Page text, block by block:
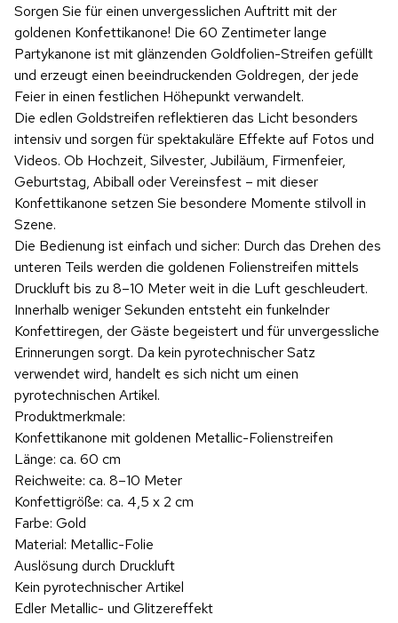
Sorgen Sie für einen unvergesslichen Auftritt mit der
goldenen Konfettikanone! Die 60 Zentimeter lange
Partykanone ist mit glänzenden Goldfolien-Streifen gefüllt
und erzeugt einen beeindruckenden Goldregen, der jede
Feier in einen festlichen Höhepunkt verwandelt.
Die edlen Goldstreifen reflektieren das Licht besonders
intensiv und sorgen für spektakuläre Effekte auf Fotos und
Videos. Ob Hochzeit, Silvester, Jubiläum, Firmenfeier,
Geburtstag, Abiball oder Vereinsfest – mit dieser
Konfettikanone setzen Sie besondere Momente stilvoll in
Szene.
Die Bedienung ist einfach und sicher: Durch das Drehen des
unteren Teils werden die goldenen Folienstreifen mittels
Druckluft bis zu 8–10 Meter weit in die Luft geschleudert.
Innerhalb weniger Sekunden entsteht ein funkelnder
Konfettiregen, der Gäste begeistert und für unvergessliche
Erinnerungen sorgt. Da kein pyrotechnischer Satz
verwendet wird, handelt es sich nicht um einen
pyrotechnischen Artikel.
Produktmerkmale:
Konfettikanone mit goldenen Metallic-Folienstreifen
Länge: ca. 60 cm
Reichweite: ca. 8–10 Meter
Konfettigröße: ca. 4,5 x 2 cm
Farbe: Gold
Material: Metallic-Folie
Auslösung durch Druckluft
Kein pyrotechnischer Artikel
Edler Metallic- und Glitzereffekt